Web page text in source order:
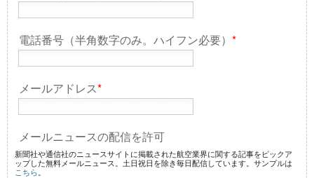
電話番号（半角数字のみ。ハイフン必要） *
メールアドレス*
メールニュースの配信を許可
新聞社や通信社のニュースサイトに掲載された航空業界に関する記事をピックア
ップした無料メールニュース。土日祝日を除き毎日配信しています。サンプルは
こちら